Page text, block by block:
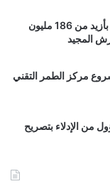
عامل إقليم صفرو يطلق ويدشن مشاريع تنموية بأزيد من 186 مليون
المجيد
مركز الطمر التقني
من الإدلاء بتصريح